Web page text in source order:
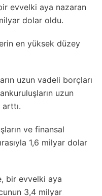
evvelki aya nazaran
dolar oldu.
en yüksek düzey
uzun vadeli borçları
uzun
ve finansal
1,6 milyar dolar
bir evvelki aya
3,4 milyar